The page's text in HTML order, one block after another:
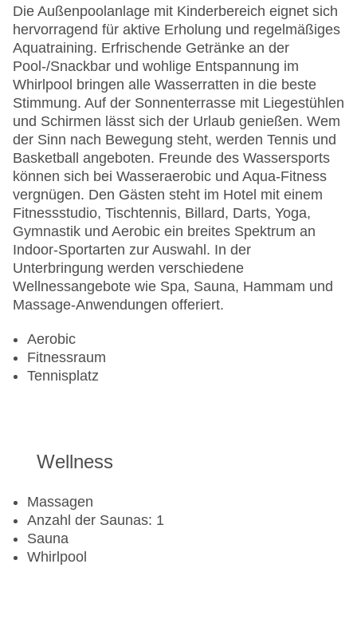
Die Außenpoolanlage mit Kinderbereich eignet sich
hervorragend für aktive Erholung und regelmäßiges
Aquatraining. Erfrischende Getränke an der
Pool-/Snackbar und wohlige Entspannung im
Whirlpool bringen alle Wasserratten in die beste
Stimmung. Auf der Sonnenterrasse mit Liegestühlen
und Schirmen lässt sich der Urlaub genießen. Wem
der Sinn nach Bewegung steht, werden Tennis und
Basketball angeboten. Freunde des Wassersports
können sich bei Wasseraerobic und Aqua-Fitness
vergnügen. Den Gästen steht im Hotel mit einem
Fitnessstudio, Tischtennis, Billard, Darts, Yoga,
Gymnastik und Aerobic ein breites Spektrum an
Indoor-Sportarten zur Auswahl. In der
Unterbringung werden verschiedene
Wellnessangebote wie Spa, Sauna, Hammam und
Massage-Anwendungen offeriert.
Aerobic
Fitnessraum
Tennisplatz
Wellness
Massagen
Anzahl der Saunas: 1
Sauna
Whirlpool